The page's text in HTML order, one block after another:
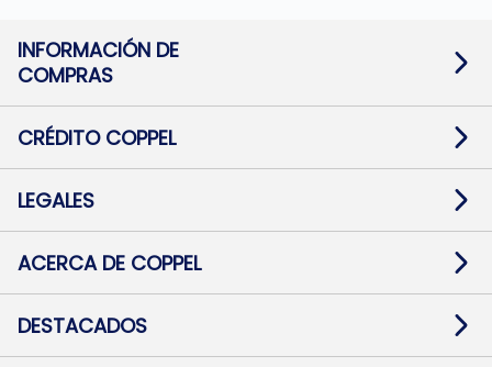
INFORMACIÓN DE
COMPRAS
Términos y condiciones
Botón de arrepentimiento
Mapa de sitio
CRÉDITO COPPEL
Solicitar Crédito
Medios de Pago
Pago Fácil Online
LEGALES
Baja contratos
Defensa al consumidor CABA
ACERCA DE COPPEL
Trabajá con Nosotros
Preguntas Frecuentes
DESTACADOS